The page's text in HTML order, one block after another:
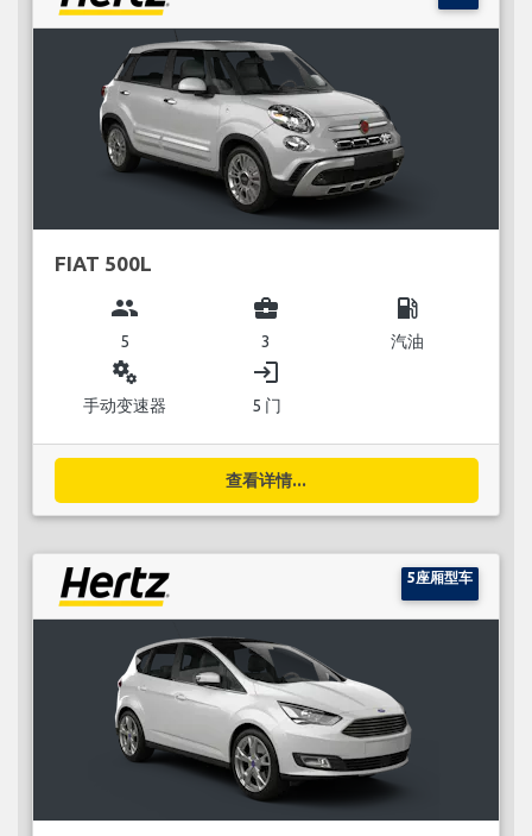
FIAT 500L
group
5
business_center
3
local_gas_station
汽油
miscellaneous_services
手动变速器
login
5 门
查看详情...
5座厢型车